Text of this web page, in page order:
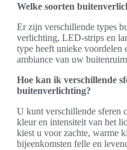
Welke soorten
Er zijn verschillende types
verlichting, LED-strips en
type heeft unieke voordelen
ambiance van uw
Hoe kan ik verschillende
buitenverlichting?
U kunt verschillende sferen
kleur en intensiteit van het
kiest u voor zachte, warme
bijeenkomsten felle en